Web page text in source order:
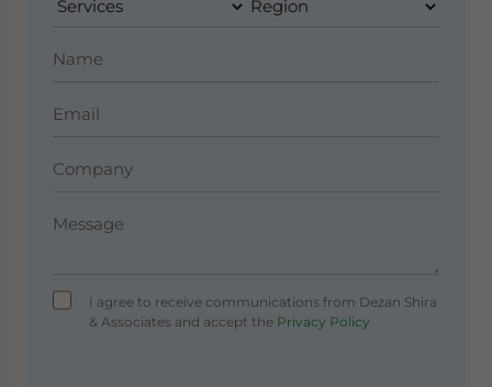
I agree to receive communications from Dezan Shira
& Associates and accept thePrivacy Policy